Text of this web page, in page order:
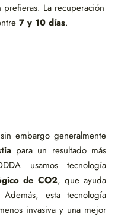
La recuperación
7 y 10 días.
embargo generalmente
para un resultado más
usamos tecnología
de CO2, que ayuda
esta tecnología
invasiva y una mejor